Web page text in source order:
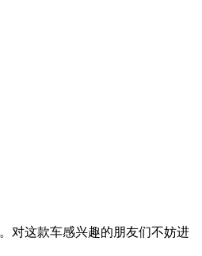
。对这款车感兴趣的朋友们不妨进